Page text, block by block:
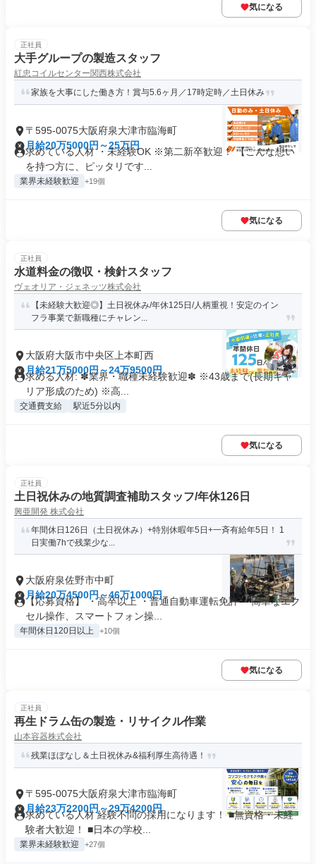
気になる
正社員
大手グループの製造スタッフ
紅忠コイルセンター関西株式会社
家族を大事にした働き方！賞与5.6ヶ月／17時定時／土日休み
〒595-0075大阪府泉大津市臨海町
月給20万5000円～25万円
求めている人材 ・未経験OK ※第二新卒歓迎！ 【こんな想い
を持つ方に、ピッタリです...
業界未経験歓迎 +19個
気になる
正社員
水道料金の徴収・検針スタッフ
ヴェオリア・ジェネッツ株式会社
【未経験大歓迎◎】土日祝休み/年休125日/人柄重視！安定のイン
フラ事業で新職種にチャレン...
大阪府大阪市中央区上本町西
月給21万5000円～24万9500円
求める人材: ✽業界・職種未経験歓迎✽ ※43歳まで(長期キャ
リア形成のため) ※高...
交通費支給 駅近5分以内
気になる
正社員
土日祝休みの地質調査補助スタッフ/年休126日
興亜開発 株式会社
年間休日126日（土日祝休み）+特別休暇年5日+一斉有給年5日！ 1
日実働7hで残業少な...
大阪府泉佐野市中町
月給20万4500円～46万1000円
【応募資格】 ・高卒以上 ・普通自動車運転免許 ・簡単なエク
セル操作、スマートフォン操...
年間休日120日以上 +10個
気になる
正社員
再生ドラム缶の製造・リサイクル作業
山本容器株式会社
残業ほぼなし＆土日祝休み&福利厚生高待遇！
〒595-0075大阪府泉大津市臨海町
月給23万2200円～29万4200円
求めている人材 経験不問の採用になります！ ■無資格・未経
験者大歓迎！ ■日本の学校...
業界未経験歓迎 +27個